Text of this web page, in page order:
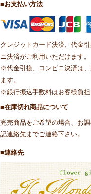
■お支払い方法
クレジットカード決済、代金
ニ決済がご利用いただけます。
※代金引換、コンビニ決済は
ます。
※銀行振込手数料はお客様負担
■在庫切れ商品について
完売商品をご希望の場合、お
記連絡先までご連絡下さい。
■連絡先